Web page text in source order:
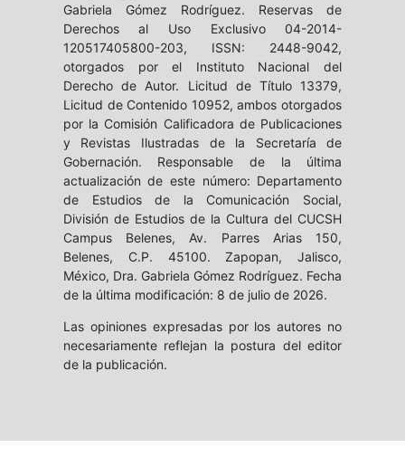
Gabriela Gómez Rodríguez. Reservas de
Derechos al Uso Exclusivo 04-2014-
120517405800-203, ISSN: 2448-9042,
otorgados por el Instituto Nacional del
Derecho de Autor. Licitud de Título 13379,
Licitud de Contenido 10952, ambos otorgados
por la Comisión Calificadora de Publicaciones
y Revistas Ilustradas de la Secretaría de
Gobernación. Responsable de la última
actualización de este número: Departamento
de Estudios de la Comunicación Social,
División de Estudios de la Cultura del CUCSH
Campus Belenes, Av. Parres Arias 150,
Belenes, C.P. 45100. Zapopan, Jalisco,
México, Dra. Gabriela Gómez Rodríguez. Fecha
de la última modificación: 8 de julio de 2026.
Las opiniones expresadas por los autores no
necesariamente reflejan la postura del editor
de la publicación.